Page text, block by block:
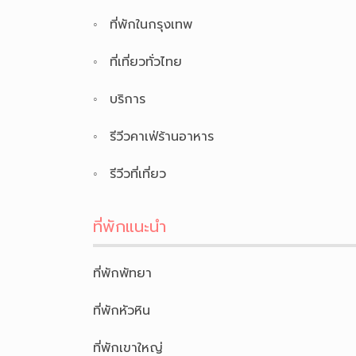
ที่พักในกรุงเทพ
ที่เที่ยวทั่วไทย
บริการ
รีวีวคาเฟ่ร้านอาหาร
รีวีวที่เที่ยว
ที่พักแนะนำ
ที่พักพัทยา
ที่พักหัวหิน
ที่พักเขาใหญ่